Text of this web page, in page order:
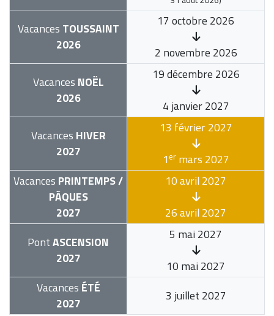
Vacances TOUSSAINT
2026
17 octobre 2026
2 novembre 2026
Vacances NOËL
2026
19 décembre 2026
4 janvier 2027
Vacances HIVER
2027
13 février 2027
1ermars 2027
Vacances PRINTEMPS /
PÂQUES
2027
10 avril 2027
26 avril 2027
PontASCENSION
2027
5 mai 2027
10 mai 2027
Vacances ÉTÉ
2027
3 juillet 2027